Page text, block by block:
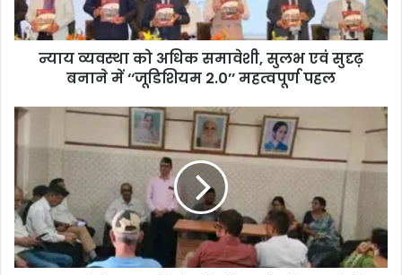
न्याय व्यवस्था को अधिक समावेशी, सुलभ एवं सुदृढ़
बनाने में ‘‘जूडिशियम 2.0’’ महत्वपूर्ण पहल